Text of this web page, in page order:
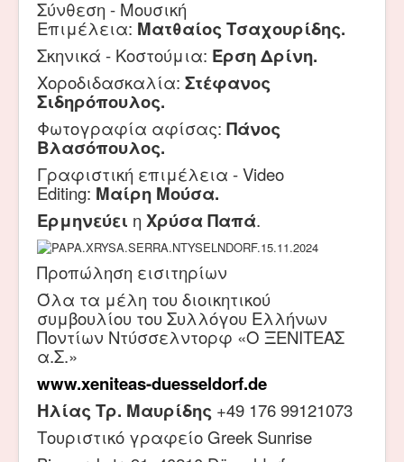
Σύνθεση - Μουσική
Επιμέλεια: Ματθαίος Τσαχουρίδης.
Σκηνικά - Κοστούμια: Έρση Δρίνη.
Χοροδιδασκαλία: Στέφανος
Σιδηρόπουλος.
Φωτογραφία αφίσας: Πάνος
Βλασόπουλος.
Γραφιστική επιμέλεια - Video
Editing: Μαίρη Μούσα.
Ερμηνεύει η Χρύσα Παπά.
Προπώληση εισιτηρίων
Όλα τα μέλη του διοικητικού
συμβουλίου του Συλλόγου Ελλήνων
Ποντίων Ντύσσελντορφ «Ο ΞΕΝΙΤΕΑΣ
α.Σ.»
www.xeniteas-duesseldorf.de
Ηλίας Τρ. Μαυρίδης +49 176 99121073
Τουριστικό γραφείο Greek Sunrise